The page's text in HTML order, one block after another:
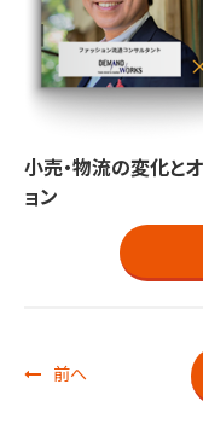
小売・物流の変化と
ョン
前へ